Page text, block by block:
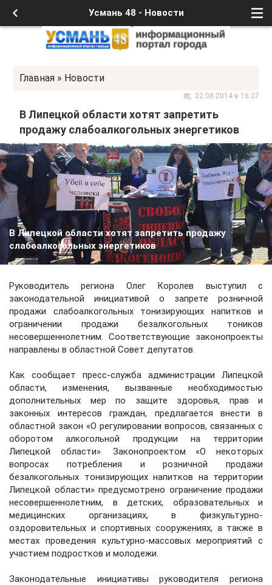
Усмань 48 - Новости
Главная » Новости
22.08.2014 в 16:27
В Липецкой области хотят запретить
продажу слабоалкогольных энергетиков
В Липецкой области хотят запретить продажу
слабоалкогольных энергетиков
Руководитель региона Олег Королев выступил с
законодательной инициативой о запрете розничной
продажи слабоалкогольных тонизирующих напитков и
ограничении продажи безалкогольных тоников
несовершеннолетним. Соответствующие законопроекты
направлены в областной Совет депутатов.
Как сообщает пресс-служба администрации Липецкой
области, изменения, вызванные необходимостью
дополнительных мер по защите здоровья, прав и
законных интересов граждан, предлагается внести в
областной закон «О регулировании вопросов, связанных с
оборотом алкогольной продукции на территории
Липецкой области». Законопроектом «О некоторых
вопросах потребления и розничной продажи
безалкогольных тонизирующих напитков на территории
Липецкой области» предусмотрено ограничение продажи
несовершеннолетним, в детских, образовательных и
медицинских организациях, в физкультурно-
оздоровительных и спортивных сооружениях, а также в
местах проведения культурно-массовых мероприятий с
участием подростков и молодежи.
Законодательные инициативы руководителя региона